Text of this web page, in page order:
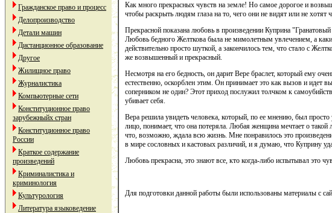
Гражданское право и процесс
Делопроизводство
Детали машин
Дистанционное образование
Другое
Жилищное право
Журналистика
Компьютерные сети
Конституционное право
зарубежныйх стран
Конституционное право
России
Краткое содержание
произведений
Криминалистика и
криминология
Культурология
Литература языковедение
Как много прекрасных чувств на земле! Но самое дорогое и
чтобы раскрыть людям глаза на то, чего они не видят или не хотят
Прекрасной показана любовь в произведении Куприна
Любовь бедного Желткова была не мимолетным увлечением, а
действительно просто шуткой, а закончилось тем, что стало с
же возвышенный и прекрасный.
Несмотря на его бедность, он дарит Вере браслет, который ему
естественно, оскорблен этим. Он принимает это как вызов и
соперником не один? Этот приход послужил толчком к
убивает себя.
Вера решила увидеть человека, который, по ее мнению, был просто
лицо, понимает, что она потеряла. Любая женщина мечтает о
что, возможно, ждала всю жизнь. Мне понравилось это
в мире сословных и кастовых различий, и я думаю, что Куприну
Любовь прекрасна, это знают все, кто когда-либо испытывал это
Для подготовки данной работы были использованы материалы с